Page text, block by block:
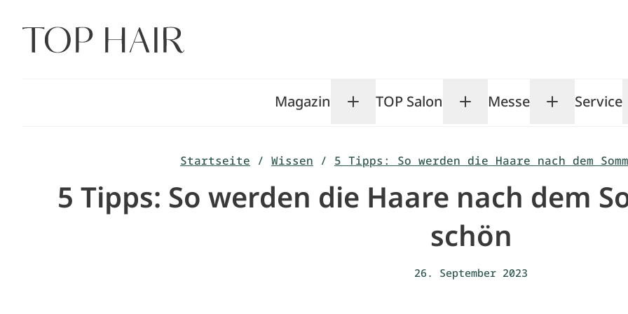
Inhalt
springen
Magazin Toggle Magazin submenu
TOP Salon Toggle TOP Salon
Messe ToggleService
Startseite / Wissen / 5 Tipps: So werden die Haare nach dem
5 Tipps: So werden die Haare nach dem
schön
26. September 2023